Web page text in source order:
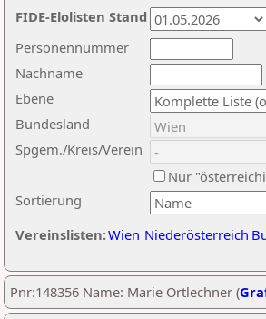
Nachname
Ebene
Sortierung
Personennummer
Bundesland
Spgem./Kreis/Verein
Nur
Vereinslisten:Wien Niederösterreich
FIDE-Elolisten Stand
Pnr:148356 Name: Marie Ortlechner (